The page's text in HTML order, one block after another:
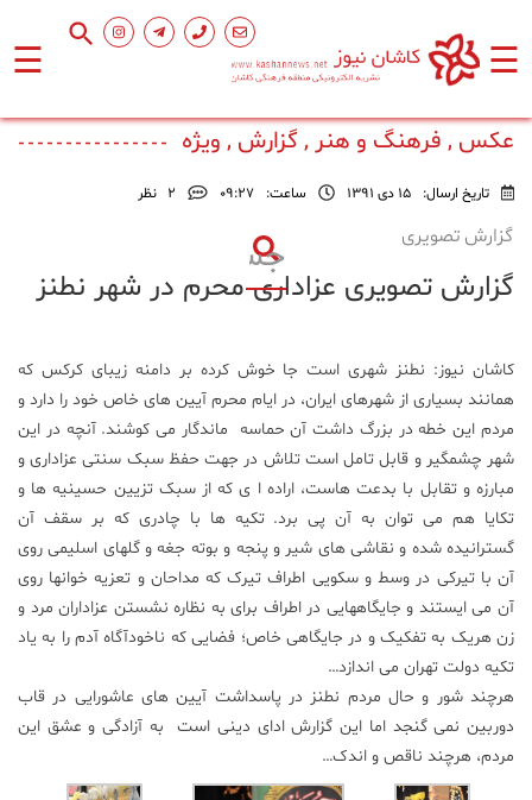
☰ ☰
اصلی
فرهنگ
ورزشی
محیط
زیست
علم
و
فناوری
عکس
پادکست
عکس , فرهنگ و هنر , گزارش , ویژه
تاریخ ارسال: 15 دی 1391 ساعت: ۰۹:۲۷ 2 نظر
گزارش تصویری
گزارش تصویری عزاداری محرم در شهر نطنز
کاشان نیوز: نطنز شهری است جا خوش کرده بر دامنه زیبای کرکس که
همانند بسیاری از شهرهای ایران، در ایام محرم آیین های خاص خود را دارد و
مردم این خطه در بزرگ داشت آن حماسه ماندگار می کوشند. آنچه در این
شهر چشمگیر و قابل تامل است تلاش در جهت حفظ سبک سنتی عزاداری و
مبارزه و تقابل با بدعت هاست، اراده ا ی که از سبک تزیین حسینیه ها و
تکایا هم می توان به آن پی برد. تکیه ها با چادری که بر سقف آن
گسترانیده شده و نقاشی های شیر و پنجه و بوته جغه و گلهای اسلیمی روی
آن با تیرکی در وسط و سکویی اطراف تیرک که مداحان و تعزیه خوانها روی
آن می ایستند و جایگاههایی در اطراف برای به نظاره نشستن عزاداران مرد و
زن هریک به تفکیک و در جایگاهی خاص؛ فضایی که ناخودآگاه آدم را به یاد
تکیه دولت تهران می اندازد…
هرچند شور و حال مردم نطنز در پاسداشت آیین های عاشورایی در قاب
دوربین نمی گنجد اما این گزارش ادای دینی است به آزادگی و عشق این
مردم، هرچند ناقص و اندک…